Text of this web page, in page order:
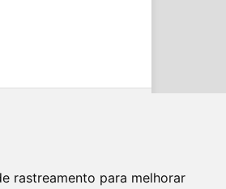
rastreamento para melhorar